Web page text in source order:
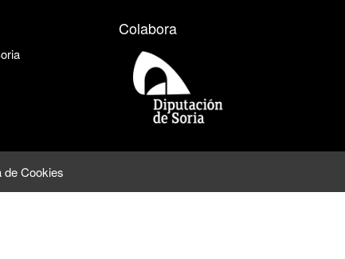
Colabora
de Cookies